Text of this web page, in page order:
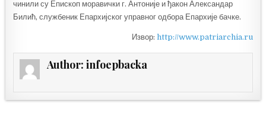
чинили су Епископ моравички г. Антоније и ђакон Александар
Билић, службеник Епархијског управног одбора Епархије бачке.
Извор: http://www.patriarchia.ru
Author:infoepbacka